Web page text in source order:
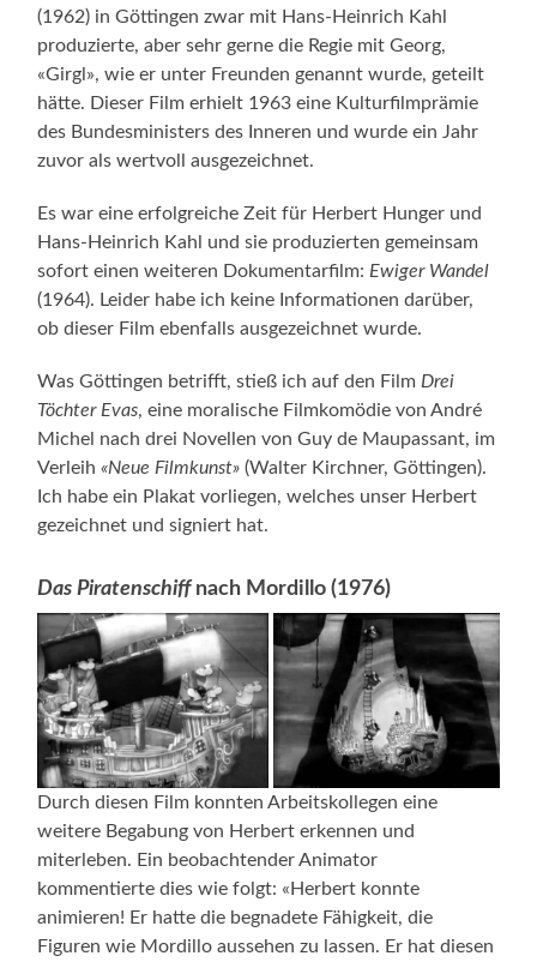
(1962) in Göttingen zwar mit Hans-Heinrich Kahl
produzierte, aber sehr gerne die Regie mit Georg,
«Girgl», wie er unter Freunden genannt wurde, geteilt
hätte. Dieser Film erhielt 1963 eine Kulturfilmprämie
des Bundesministers des Inneren und wurde ein Jahr
zuvor als wertvoll ausgezeichnet.
Es war eine erfolgreiche Zeit für Herbert Hunger und
Hans-Heinrich Kahl und sie produzierten gemeinsam
sofort einen weiteren Dokumentarfilm: Ewiger Wandel
(1964). Leider habe ich keine Informationen darüber,
ob dieser Film ebenfalls ausgezeichnet wurde.
Was Göttingen betrifft, stieß ich auf den Film Drei
Töchter Evas, eine moralische Filmkomödie von André
Michel nach drei Novellen von Guy de Maupassant, im
Verleih«Neue Filmkunst»(Walter Kirchner, Göttingen).
Ich habe ein Plakat vorliegen, welches unser Herbert
gezeichnet und signiert hat.
Das Piratenschiffnach Mordillo (1976)
Durch diesen Film konnten Arbeitskollegen eine
weitere Begabung von Herbert erkennen und
miterleben. Ein beobachtender Animator
kommentierte dies wie folgt: «Herbert konnte
animieren! Er hatte die begnadete Fähigkeit, die
Figuren wie Mordillo aussehen zu lassen. Er hat diesen